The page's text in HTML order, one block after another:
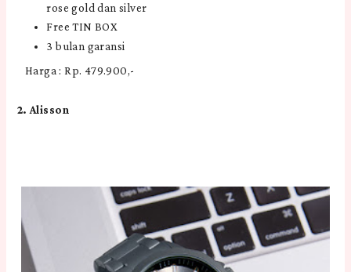
rose gold dan silver
Free TIN BOX
3 bulan garansi
Harga : Rp. 479.900,-
2. Alisson